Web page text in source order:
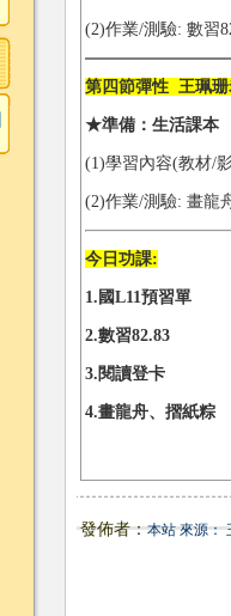
(2)作業/測驗: 數習
第四節彈性 王珮
★準備：生活課本
(1)學習內容(教材/
(2)作業/測驗: 畫龍
今日功課:
1.國L11預習單
2.數習82.83
3.閱讀登卡
4.畫龍舟、摺紙粽
發佈者：本站 來源：